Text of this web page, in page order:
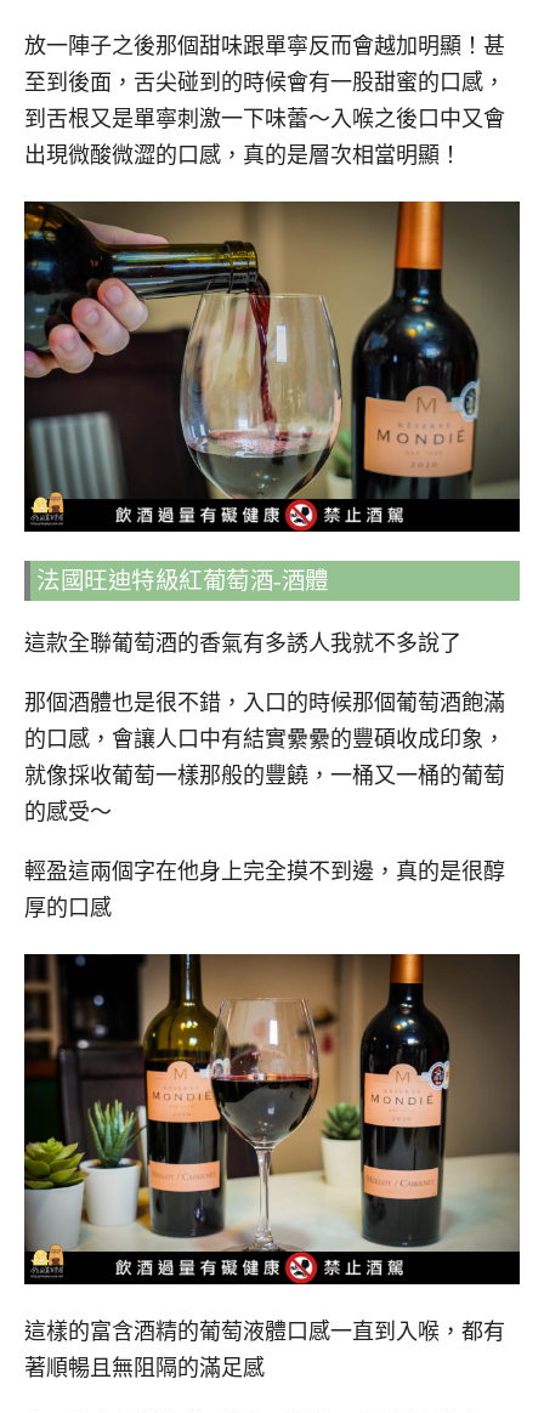
放一陣子之後那個甜味跟單寧反而會越加明顯！甚
至到後面，舌尖碰到的時候會有一股甜蜜的口感，
到舌根又是單寧刺激一下味蕾～入喉之後口中又會
出現微酸微澀的口感，真的是層次相當明顯！
法國旺迪特級紅葡萄酒-酒體
這款全聯葡萄酒的香氣有多誘人我就不多說了
那個酒體也是很不錯，入口的時候那個葡萄酒飽滿
的口感，會讓人口中有結實纍纍的豐碩收成印象，
就像採收葡萄一樣那般的豐饒，一桶又一桶的葡萄
的感受～
輕盈這兩個字在他身上完全摸不到邊，真的是很醇
厚的口感
這樣的富含酒精的葡萄液體口感一直到入喉，都有
著順暢且無阻隔的滿足感